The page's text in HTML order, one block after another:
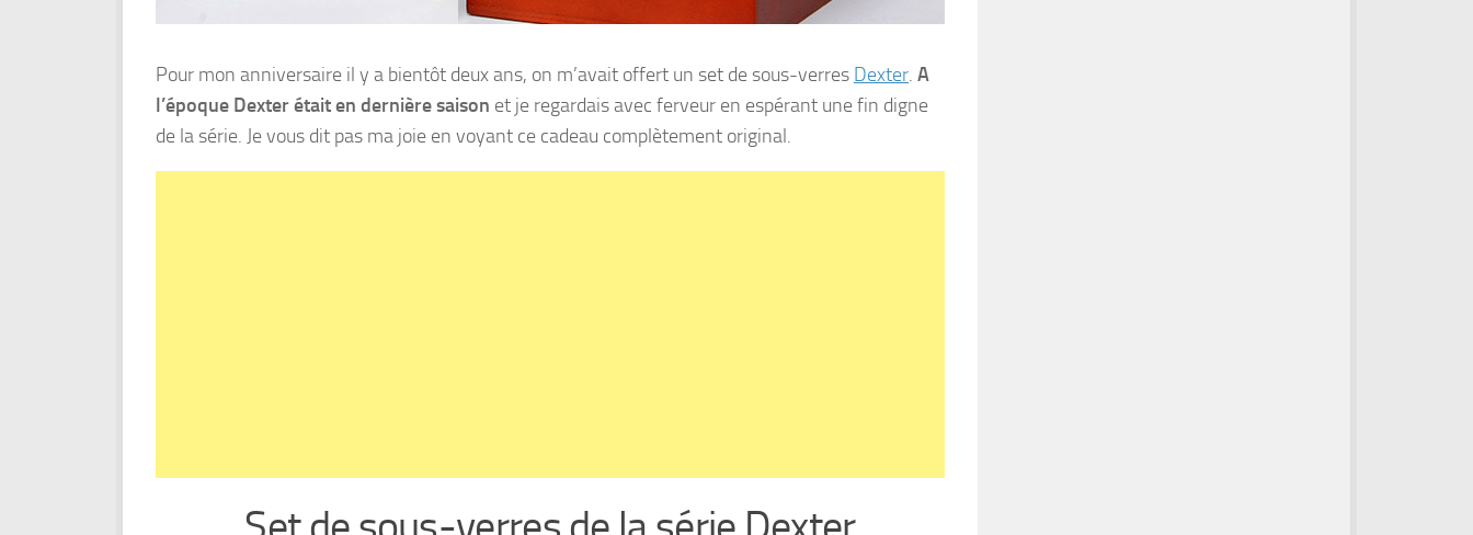
Pour mon anniversaire il y a bientôt deux ans, on m’avait offert un set de sous-verres Dexter. A
l’époque Dexter était en dernière saison et je regardais avec ferveur en espérant une fin digne
de la série. Je vous dit pas ma joie en voyant ce cadeau complètement original.